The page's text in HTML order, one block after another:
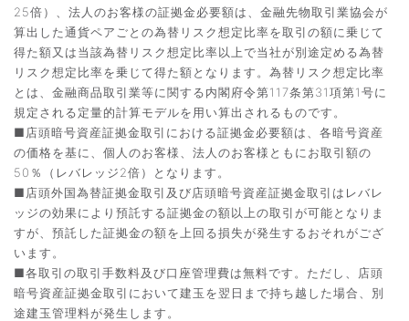
25倍）、法人のお客様の証拠金必要額は、金融先物取引業協会が
算出した通貨ペアごとの為替リスク想定比率を取引の額に乗じて
得た額又は当該為替リスク想定比率以上で当社が別途定める為替
リスク想定比率を乗じて得た額となります。為替リスク想定比率
とは、金融商品取引業等に関する内閣府令第117条第31項第1号に
規定される定量的計算モデルを用い算出されるものです。
■店頭暗号資産証拠金取引における証拠金必要額は、各暗号資産
の価格を基に、個人のお客様、法人のお客様ともにお取引額の
50％（レバレッジ2倍）となります。
■店頭外国為替証拠金取引及び店頭暗号資産証拠金取引はレバレ
ッジの効果により預託する証拠金の額以上の取引が可能となりま
すが、預託した証拠金の額を上回る損失が発生するおそれがござ
います。
■各取引の取引手数料及び口座管理費は無料です。ただし、店頭
暗号資産証拠金取引において建玉を翌日まで持ち越した場合、別
途建玉管理料が発生します。